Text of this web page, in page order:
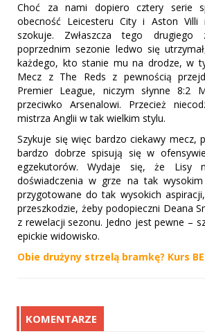
Choć za nami dopiero cztery serie
obecność Leicesteru City i Aston Villi
szokuje. Zwłaszcza tego drugiego
poprzednim sezonie ledwo się
każdego, kto stanie mu na drodze, w
Mecz z The Reds z pewnością
Premier League, niczym słynne 8:2
przeciwko Arsenalowi. Przecież
mistrza Anglii w tak wielkim stylu.
Szykuje się więc bardzo ciekawy mecz,
bardzo dobrze spisują się w
egzekutorów. Wydaje się, że Lisy
doświadczenia w grze na tak
przygotowane do tak wysokich
przeszkodzie, żeby podopieczni Deana
z rewelacji sezonu. Jedno jest pewne –
epickie widowisko.
Obie drużyny strzelą bramkę? Kurs
KOMENTARZE